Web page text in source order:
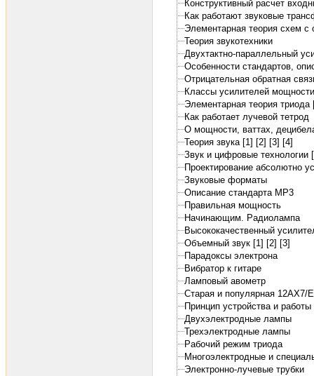
Конструктивный расчет
Как работают звуковые
Элементарная теория схем с
Теория звукотехники
Двухтактно-параллельный
Особенности стандартов,
Отрицательная обратная
Классы усилителей мощности
Элементарная теория триода
Как работает лучевой тетрод
О мощности, ваттах,
Теория звука [1] [2] [3] [4]
Звук и цифровые технологии
Проектирование абсолютно
Звуковые форматы
Описание стандарта MP3
Правильная мощность
Начинающим. Радиолампа
Высококачественный
Объемный звук [1] [2] [3]
Парадоксы электрона
Вибратор к гитаре
Ламповый авометр
Старая и популярная 12АХ7/
Принцип устройства и
Двухэлектродные лампы
Трехэлектродные лампы
Рабочий режим триода
Многоэлектродные и
Электронно-лучевые трубки